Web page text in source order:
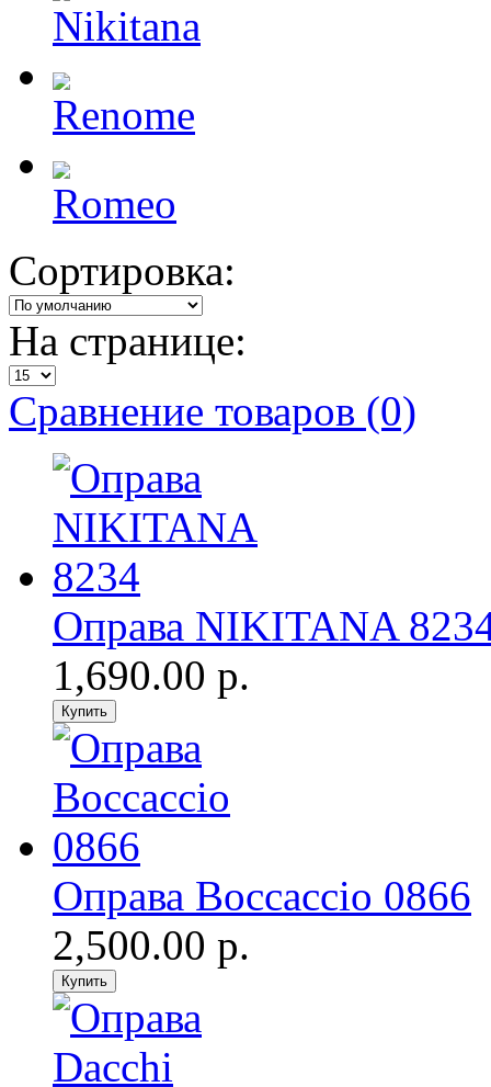
Nikitana
Renome
Romeo
Сортировка:
На странице:
Сравнение товаров (0)
Оправа NIKITANA
1,690.00 р.
Оправа Boccaccio 0866
2,500.00 р.